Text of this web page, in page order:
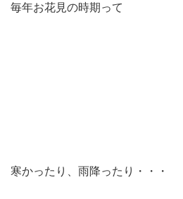
毎年お花見の時期って
寒かったり、雨降ったり・・・